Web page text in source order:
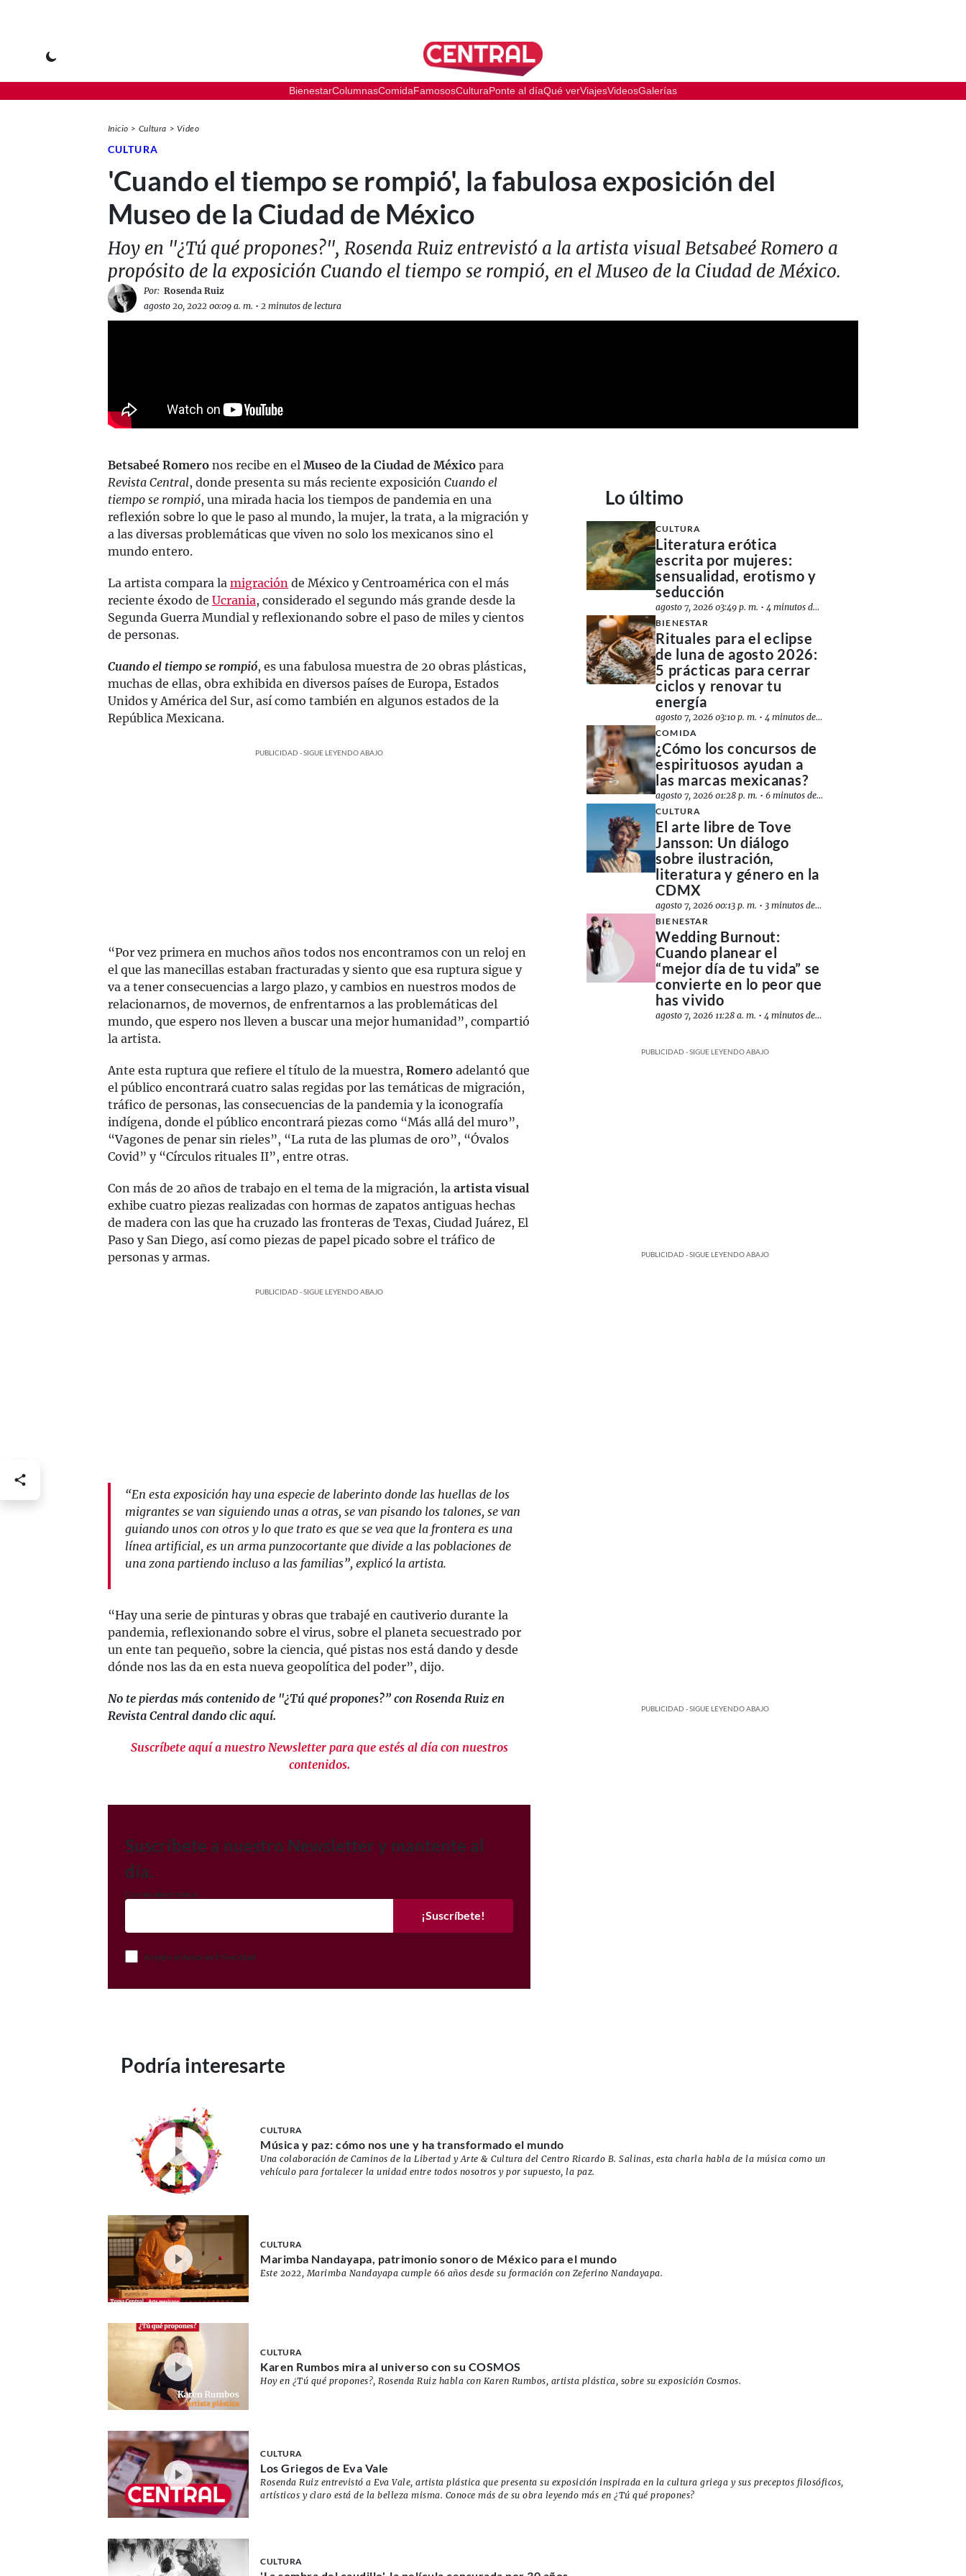
BienestarColumnasComidaFamososCulturaPonte al díaQué verViajesVideosGalerías
Inicio Cultura Video
CULTURA
'Cuando el tiempo se rompió', la fabulosa exposición del
Museo de la Ciudad de México
Hoy en "¿Tú qué propones?", Rosenda Ruiz entrevistó a la artista visual Betsabeé Romero a
propósito de la exposición Cuando el tiempo se rompió, en el Museo de la Ciudad de México.
Por: Rosenda Ruiz
agosto 20, 2022 00:09 a. m. • 2 minutos de lectura
Betsabeé Romero nos recibe en el Museo de la Ciudad de México para
Revista Central, donde presenta su más reciente exposición Cuando el
tiempo se rompió, una mirada hacia los tiempos de pandemia en una
reflexión sobre lo que le paso al mundo, la mujer, la trata, a la migración y
a las diversas problemáticas que viven no solo los mexicanos sino el
mundo entero.
La artista compara la migración de México y Centroamérica con el más
reciente éxodo de Ucrania, considerado el segundo más grande desde la
Segunda Guerra Mundial y reflexionando sobre el paso de miles y cientos
de personas.
Cuando el tiempo se rompió, es una fabulosa muestra de 20 obras plásticas,
muchas de ellas, obra exhibida en diversos países de Europa, Estados
Unidos y América del Sur, así como también en algunos estados de la
República Mexicana.
PUBLICIDAD - SIGUE LEYENDO ABAJO
“Por vez primera en muchos años todos nos encontramos con un reloj en
el que las manecillas estaban fracturadas y siento que esa ruptura sigue y
va a tener consecuencias a largo plazo, y cambios en nuestros modos de
relacionarnos, de movernos, de enfrentarnos a las problemáticas del
mundo, que espero nos lleven a buscar una mejor humanidad”, compartió
la artista.
Ante esta ruptura que refiere el título de la muestra, Romero adelantó que
el público encontrará cuatro salas regidas por las temáticas de migración,
tráfico de personas, las consecuencias de la pandemia y la iconografía
indígena, donde el público encontrará piezas como “Más allá del muro”,
“Vagones de penar sin rieles”, “La ruta de las plumas de oro”, “Óvalos
Covid” y “Círculos rituales II”, entre otras.
Con más de 20 años de trabajo en el tema de la migración, la artista visual
exhibe cuatro piezas realizadas con hormas de zapatos antiguas hechas
de madera con las que ha cruzado las fronteras de Texas, Ciudad Juárez, El
Paso y San Diego, así como piezas de papel picado sobre el tráfico de
personas y armas.
PUBLICIDAD - SIGUE LEYENDO ABAJO
“En esta exposición hay una especie de laberinto donde las huellas de los
migrantes se van siguiendo unas a otras, se van pisando los talones, se van
guiando unos con otros y lo que trato es que se vea que la frontera es una
línea artificial, es un arma punzocortante que divide a las poblaciones de
una zona partiendo incluso a las familias”, explicó la artista.
“Hay una serie de pinturas y obras que trabajé en cautiverio durante la
pandemia, reflexionando sobre el virus, sobre el planeta secuestrado por
un ente tan pequeño, sobre la ciencia, qué pistas nos está dando y desde
dónde nos las da en esta nueva geopolítica del poder”, dijo.
No te pierdas más contenido de "¿Tú qué propones?” con Rosenda Ruiz en
Revista Central dando clic aquí.
Suscríbete aquí a nuestro Newsletter para que estés al día con nuestros
contenidos.
Suscríbete a nuestro Newsletter y mantente al
día.
Correo electrónico
¡Suscríbete!
Acepto el Aviso de Privacidad
Lo último
CULTURA
Literatura erótica
escrita por mujeres:
sensualidad, erotismo y
seducción
agosto 7, 2026 03:49 p. m. •4 minutos de lectura
BIENESTAR
Rituales para el eclipse
de luna de agosto 2026:
5 prácticas para cerrar
ciclos y renovar tu
energía
agosto 7, 2026 03:10 p. m. •4 minutos de lectura
COMIDA
¿Cómo los concursos de
espirituosos ayudan a
las marcas mexicanas?
agosto 7, 2026 01:28 p. m. •6 minutos de lectura
CULTURA
El arte libre de Tove
Jansson: Un diálogo
sobre ilustración,
literatura y género en la
CDMX
agosto 7, 2026 00:13 p. m. • 3 minutos de lectura
BIENESTAR
Wedding Burnout:
Cuando planear el
“mejor día de tu vida” se
convierte en lo peor que
has vivido
agosto 7, 2026 11:28 a. m. •4 minutos de lectura
PUBLICIDAD - SIGUE LEYENDO ABAJO
PUBLICIDAD - SIGUE LEYENDO ABAJO
PUBLICIDAD - SIGUE LEYENDO ABAJO
Podría interesarte
CULTURA
Música y paz: cómo nos une y ha transformado el mundo
Una colaboración de Caminos de la Libertad y Arte & Cultura del Centro Ricardo B. Salinas, esta charla habla de la música como un
vehículo para fortalecer la unidad entre todos nosotros y por supuesto, la paz.
CULTURA
Marimba Nandayapa, patrimonio sonoro de México para el mundo
Este 2022, Marimba Nandayapa cumple 66 años desde su formación con Zeferino Nandayapa.
CULTURA
Karen Rumbos mira al universo con su COSMOS
Hoy en ¿Tú qué propones?, Rosenda Ruiz habla con Karen Rumbos, artista plástica, sobre su exposición Cosmos.
CULTURA
Los Griegos de Eva Vale
Rosenda Ruiz entrevistó a Eva Vale, artista plástica que presenta su exposición inspirada en la cultura griega y sus preceptos filosóficos,
artísticos y claro está de la belleza misma. Conoce más de su obra leyendo más en ¿Tú qué propones?
CULTURA